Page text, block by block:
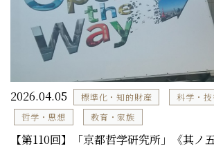
2026.04.05 標準化・知的財産
科学・技
哲学・思想
教育・家族
【第110回】「京都哲学研究所」《其ノ